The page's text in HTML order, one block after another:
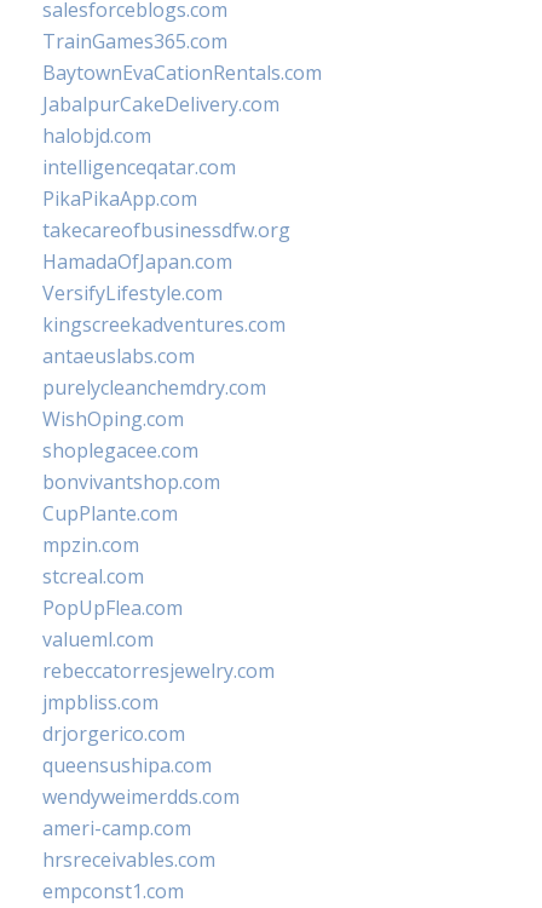
salesforceblogs.com
TrainGames365.com
BaytownEvaCationRentals.com
JabalpurCakeDelivery.com
halobjd.com
intelligenceqatar.com
PikaPikaApp.com
takecareofbusinessdfw.org
HamadaOfJapan.com
VersifyLifestyle.com
kingscreekadventures.com
antaeuslabs.com
purelycleanchemdry.com
WishOping.com
shoplegacee.com
bonvivantshop.com
CupPlante.com
mpzin.com
stcreal.com
PopUpFlea.com
valueml.com
rebeccatorresjewelry.com
jmpbliss.com
drjorgerico.com
queensushipa.com
wendyweimerdds.com
ameri-camp.com
hrsreceivables.com
empconst1.com